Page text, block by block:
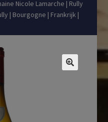
Nicole Lamarche | Rully
| Bourgogne | Frankrijk |